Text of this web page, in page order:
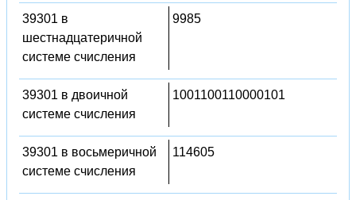
39301 в
шестнадцатеричной
системе счисления
9985
39301 в двоичной
системе счисления
1001100110000101
39301 в восьмеричной
системе счисления
114605